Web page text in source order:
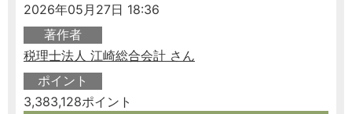
2026年05月27日 18:36
著作者
税理士法人 江崎総合会計 さん
ポイント
3,383,128ポイント